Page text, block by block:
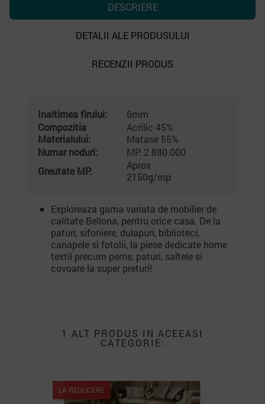
DESCRIERE
DETALII ALE PRODUSULUI
RECENZII PRODUS
Inaltimea firului:
6mm
Compozitia
Materialului:
Acrilic 45%
Matase 55%
Numar noduri:
MP: 2.880.000
Greutate MP:
Aprox
2150g/mp
Exploreaza gama variata de mobilier de
calitate Bellona, pentru orice casa. De la
paturi, sifoniere, dulapuri, biblioteci,
canapele si fotolii, la piese dedicate home
textil precum perne, paturi, saltele si
covoare la super preturi!
1 ALT PRODUS IN ACEEASI
CATEGORIE:
LA REDUCERE